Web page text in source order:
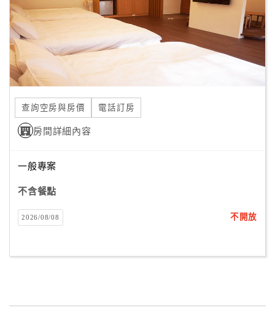
請
款
收
據
合
作
提
案
店
作
作
查詢空房與房價 電話訂房
房間詳細內容
一般專案
不含餐點
2026/08/08 不開放